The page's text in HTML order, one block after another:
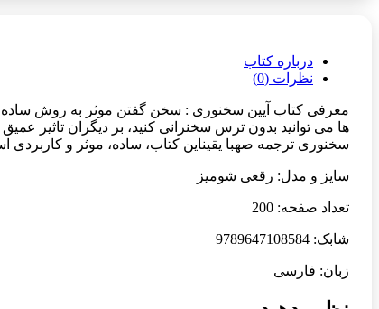
درباره کتاب
نظرات (0)
معرفی کتاب آیین سخنوری : سخن گفتن موثر به روش ساده
ها می توانید بدون ترس سخنرانی کنید، بر دیگران تاثیر
سخنوری ترجمه صهبا یقیناین کتاب، ساده، موثر و
سایز و مدل: رقعی شومیز
تعداد صفحه: 200
شابک: 9789647108584
زبان: فارسی